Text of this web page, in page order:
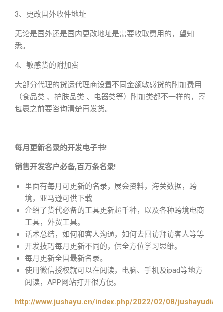
3、更改国外收件地址
无论是国外还是国内更改地址是需要收取费用的，望知
悉。
4、敏感货的附加费
大部分代理的货运代理商设置不同金额敏感货的附加费用
（食品类 、护肤品类 、电器类等）附加类都不一样的，寄
包裹之前要咨询清楚再发货。
每月更新名录的开发电子书!
销售开发客户必备,百万条名录!
里面有每月可更新的名录，展会资料，海关数据，跨
境，亚马逊可供下载
介绍了货代必备的工具更新超千种，以及各种跨境电商
工具，外贸工具。
话术总结，如何和客人沟通，如何去回访拜访客人等等
开发技巧每月更新不同的，供全方位学习思维。
每月更新全国最新名录。
使用微信授权就可以在阅读，电脑、手机及ipad等地方
阅读，APP网站打开很方便。
http://www.jushayu.cn/index.php/2022/02/08/